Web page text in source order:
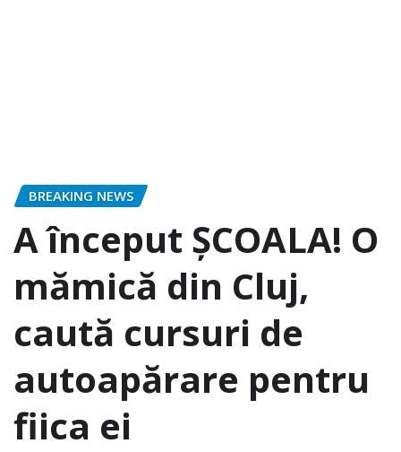
BREAKING NEWS
A început ȘCOALA! O
mămică din Cluj,
caută cursuri de
autoapărare pentru
fiica ei